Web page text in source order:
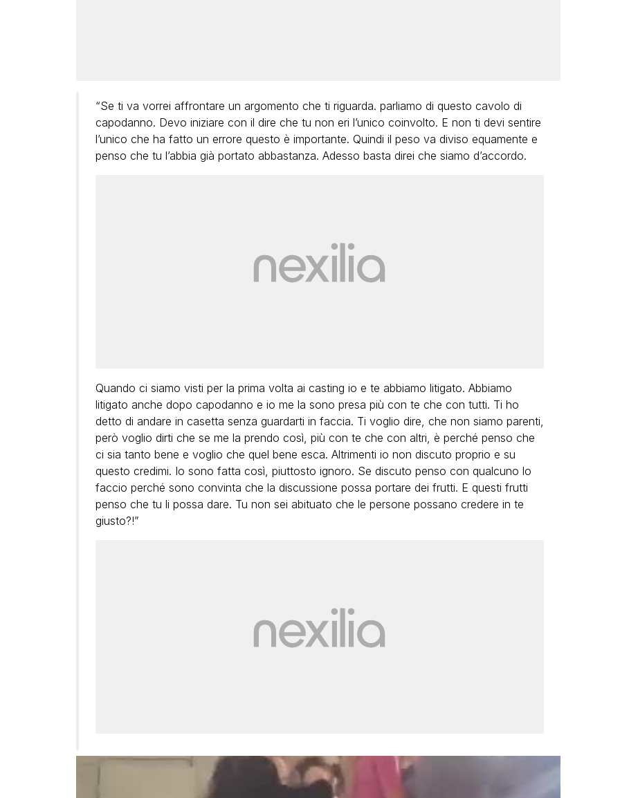
“Se ti va vorrei affrontare un argomento che ti riguarda. parliamo di questo cavolo di
capodanno. Devo iniziare con il dire che tu non eri l’unico coinvolto. E non ti devi sentire
l’unico che ha fatto un errore questo è importante. Quindi il peso va diviso equamente e
penso che tu l’abbia già portato abbastanza. Adesso basta direi che siamo d’accordo.
Quando ci siamo visti per la prima volta ai casting io e te abbiamo litigato. Abbiamo
litigato anche dopo capodanno e io me la sono presa più con te che con tutti. Ti ho
detto di andare in casetta senza guardarti in faccia. Ti voglio dire, che non siamo parenti,
però voglio dirti che se me la prendo così, più con te che con altri, è perché penso che
ci sia tanto bene e voglio che quel bene esca. Altrimenti io non discuto proprio e su
questo credimi. Io sono fatta così, piuttosto ignoro. Se discuto penso con qualcuno lo
faccio perché sono convinta che la discussione possa portare dei frutti. E questi frutti
penso che tu li possa dare. Tu non sei abituato che le persone possano credere in te
giusto?!”